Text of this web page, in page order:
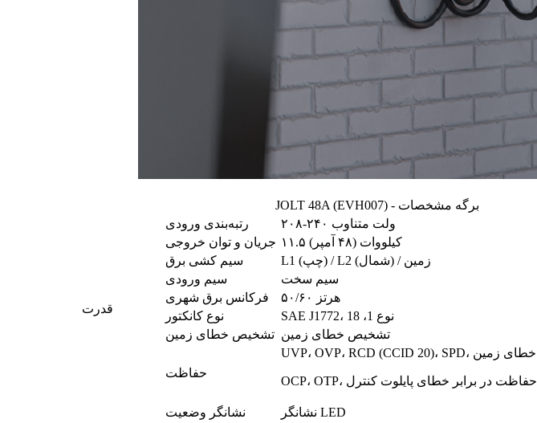
JOLT 48A (EVH007) - برگه مشخصات
قدرت
رتبه‌بندی ورودی
۲۰۸-۲۴۰ ولت متناوب
جریان و توان خروجی
۱۱.۵ کیلووات (۴۸ آمپر)
سیم کشی برق
L1 (چپ) / L2 (شمال) / زمین
سیم ورودی
سیم سخت
فرکانس برق شهری
۵۰/۶۰ هرتز
نوع کانکتور
SAE J1772، نوع 1، 18
تشخیص خطای زمین تشخیص خطای زمین
حفاظت
OCP، OTP، حفاظت در برابر خطای پایلوت کنترل
نشانگر وضعیت
نشانگر LED